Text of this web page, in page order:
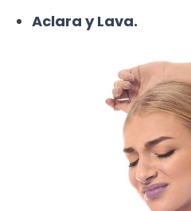
Aclara y Lava.